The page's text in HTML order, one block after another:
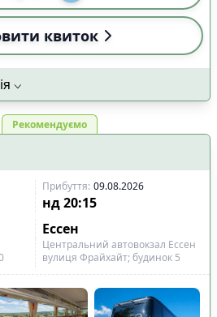
квиток
Рекомендуємо
Прибуття: 09.08.2026
нд 20:15
Ессен
Центральний автовокзал Ессен
вулиця Фрайхайт; будинок 5